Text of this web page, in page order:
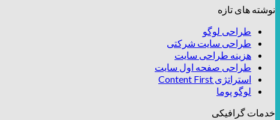
نوشته های تازه
طراحی لوگو
طراحی سایت شرکتی
هزینه طراحی سایت
طراحی صفحه اول سایت
استراتژی Content First
لوگو پوما
خدمات گرافیکی